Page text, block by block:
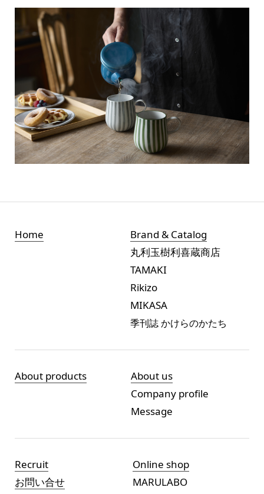
Home
Brand & Catalog
丸利玉樹利喜蔵商店
TAMAKI
Rikizo
MIKASA
季刊誌 かけらのかたち
About products
About us
Company profile
Message
Recruit
お問い合せ
Online shop
MARULABO